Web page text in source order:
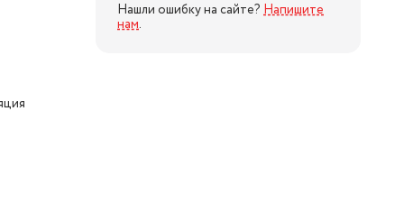
Нашли ошибку на сайте? Напишите
нам.